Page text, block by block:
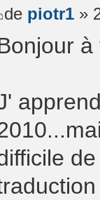
de piotr1 »
à